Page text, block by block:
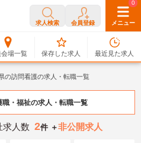
求人検索 会員登録 メニュー
会場一覧
0
保存した求人
0
最近見た求人
の訪問看護の求人・転職一覧
職・福祉の求人・転職一覧
求人数 2件 ＋非公開求人